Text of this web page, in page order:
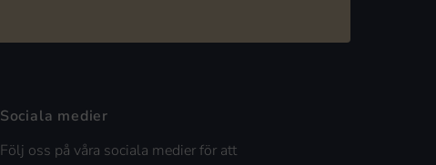
Sociala medier
Följ oss på våra sociala medier för att